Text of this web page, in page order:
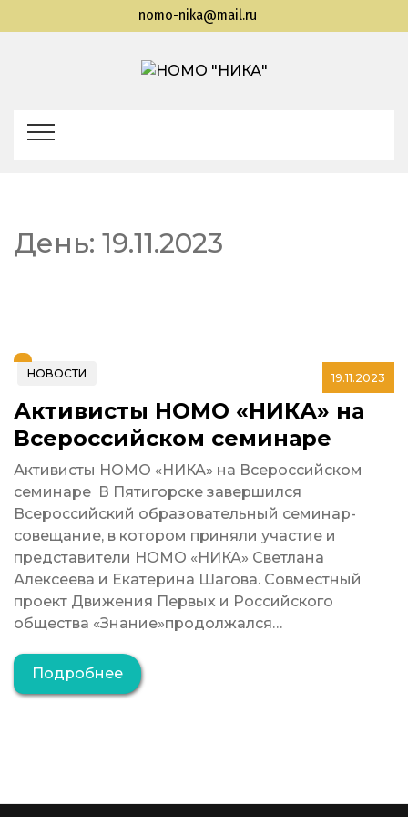
nomo-nika@mail.ru
организация "Находкинская интеллектуальная
День: 19.11.2023
19.11.2023
НОВОСТИ
Активисты НОМО «НИКА» на
Всероссийском семинаре
Активисты НОМО «НИКА» на Всероссийском
семинаре В Пятигорске завершился
Всероссийский образовательный семинар-
совещание, в котором приняли участие и
представители НОМО «НИКА» Светлана
Алексеева и Екатерина Шагова. Совместный
проект Движения Первых и Российского
общества «Знание»продолжался…
Подробнее